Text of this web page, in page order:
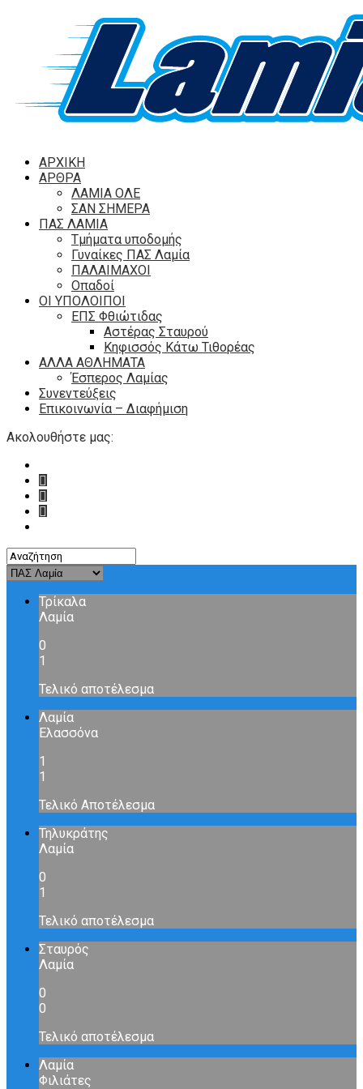
ΑΡΧΙΚΗ
ΑΡΘΡΑ
ΛΑΜΙΑ ΟΛΕ
ΣΑΝ ΣΗΜΕΡΑ
ΠΑΣ ΛΑΜΙΑ
Τμήματα υποδομής
Γυναίκες ΠΑΣ Λαμία
ΠΑΛΑΙΜΑΧΟΙ
Οπαδοί
ΟΙ ΥΠΟΛΟΙΠΟΙ
ΕΠΣ Φθιώτιδας
Αστέρας Σταυρού
Κηφισσός Κάτω Τιθορέας
ΑΛΛΑ ΑΘΛΗΜΑΤΑ
Έσπερος Λαμίας
Συνεντεύξεις
Επικοινωνία – Διαφήμιση
Ακολουθήστε μας:
Τρίκαλα
Λαμία
0
1
Τελικό αποτέλεσμα
Λαμία
Ελασσόνα
1
1
Τελικό Αποτέλεσμα
Τηλυκράτης
Λαμία
0
1
Τελικό αποτέλεσμα
Σταυρός
Λαμία
0
0
Τελικό αποτέλεσμα
Λαμία
Φιλιάτες